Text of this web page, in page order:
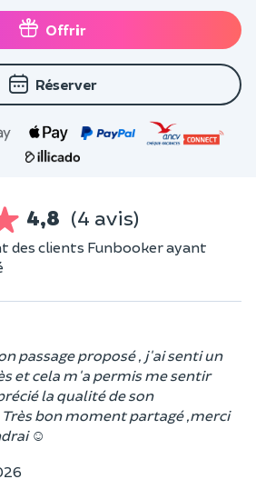
Offrir
Réserver
4,8 (4 avis)
des clients Funbooker ayant
passage proposé , j'ai senti un
et cela m'a permis me sentir
la qualité de son
bon moment partagé ,merci
☺️